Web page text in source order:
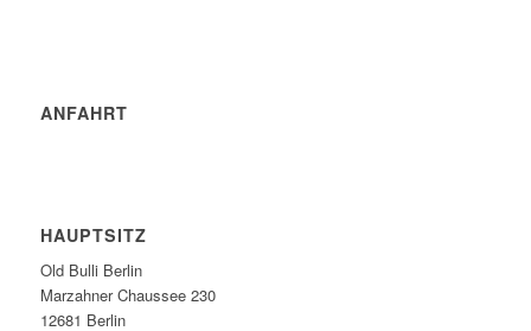
ANFAHRT
HAUPTSITZ
Old Bulli Berlin
Marzahner Chaussee 230
12681 Berlin